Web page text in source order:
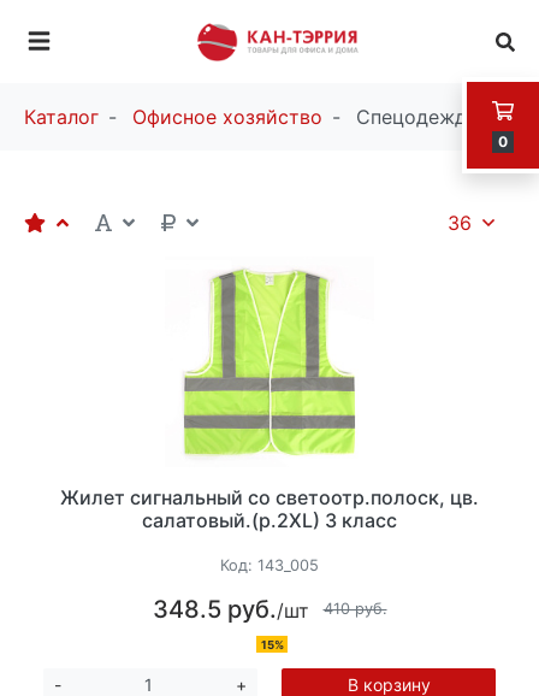
0
Каталог Офисное хозяйство Спецодежда
36
Жилет сигнальный со светоотр.полоск, цв.
салатовый.(р.2ХL) 3 класс
Код: 143_005
348.5 руб./шт 410 руб.
15%
- + В корзину